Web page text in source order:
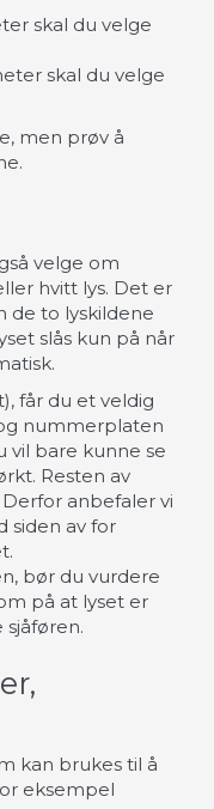
skal du velge
skal du velge
men prøv å
velge om
hvitt lys. Det er
de to lyskildene
slås kun på når
får du et veldig
nummerplaten
vil bare kunne se
Resten av
anbefaler vi
siden av for
bør du vurdere
på at lyset er
sjåføren.
kan brukes til å
eksempel